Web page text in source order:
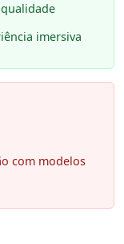
imersiva
com modelos